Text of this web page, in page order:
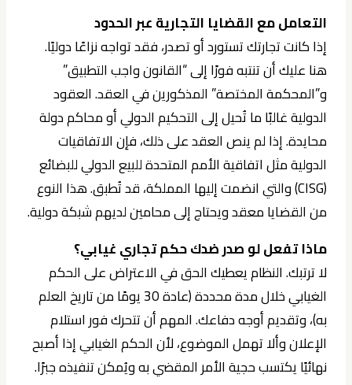
التعامل مع القضايا التجارية عبر الحدود
إذا كانت تجارتك تستورد أو تصدر، فقد تواجه نزاعًا دوليًا.
هنا عليك أن تنتبه فورًا إلى “القانون واجب التطبيق”
و”المحكمة المختصة” المذكورين في العقد. العقود
الدولية غالبًا ما تُحيل إلى التحكيم الدولي أو محاكم دولة
محايدة. إذا لم ينص العقد على ذلك، فإن الاتفاقيات
الدولية مثل اتفاقية الأمم المتحدة للبيع الدولي للبضائع
(CISG) والتي انضمت إليها المملكة، قد تُطبق. هذا النوع
من القضايا معقد ويحتاج إلى محامين لديهم شبكة دولية.
ماذا تفعل لو صدر ضدك حكم تجاري غيابي؟
لا ترتبك. النظام يعطيك الحق في الاعتراض على الحكم
الغيابي خلال مدة محددة (عادة 30 يومًا من تاريخ العلم
به)، وتقديم أوجه دفاعك. المهم أن تتحرك فور استلام
الإعلان وألا تهمل الموضوع، لأن الحكم الغيابي إذا أصبح
نهائيًا يكتسب حجية الأمر المقضي به ويُمكن تنفيذه جبرًا.